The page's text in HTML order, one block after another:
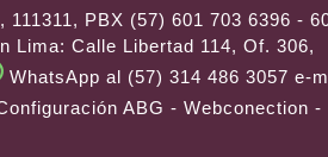
PBX (57) 601 703 6396 -
Lima: Calle Libertad 114, Of. 306,
WhatsApp al (57) 314 486 3057 e-
ABG - Webconection -